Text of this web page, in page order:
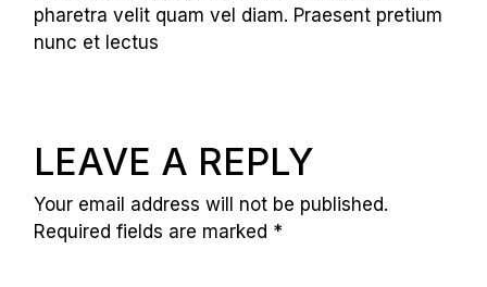
pharetra velit quam vel diam. Praesent pretium
nunc et lectus
LEAVE A REPLY
Your email address will not be published.
Required fields are marked *